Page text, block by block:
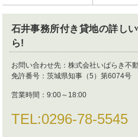
石井事務所付き貸地の詳し
ら!
お問い合わせ先： 株式会社いばらき不
免許番号： 茨城県知事（5）第6074号
営業時間： 9:00～18:00
TEL:0296-78-5545